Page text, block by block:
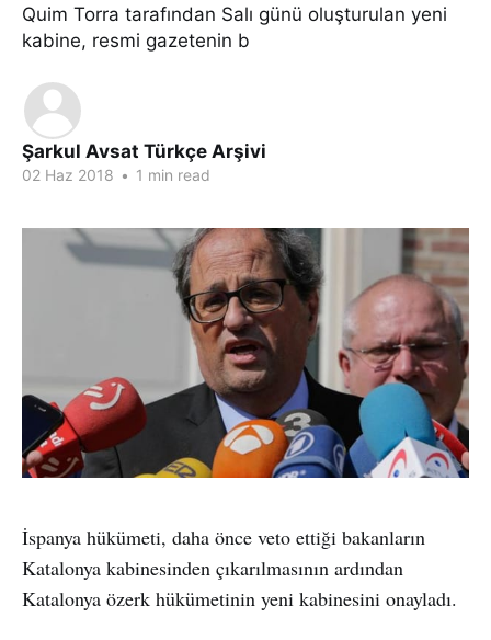
Quim Torra tarafından Salı günü oluşturulan yeni
kabine, resmi gazetenin b
Şarkul Avsat Türkçe Arşivi
02 Haz 2018 • 1 min read
İspanya hükümeti, daha önce veto ettiği bakanların
Katalonya kabinesinden çıkarılmasının ardından
Katalonya özerk hükümetinin yeni kabinesini onayladı.